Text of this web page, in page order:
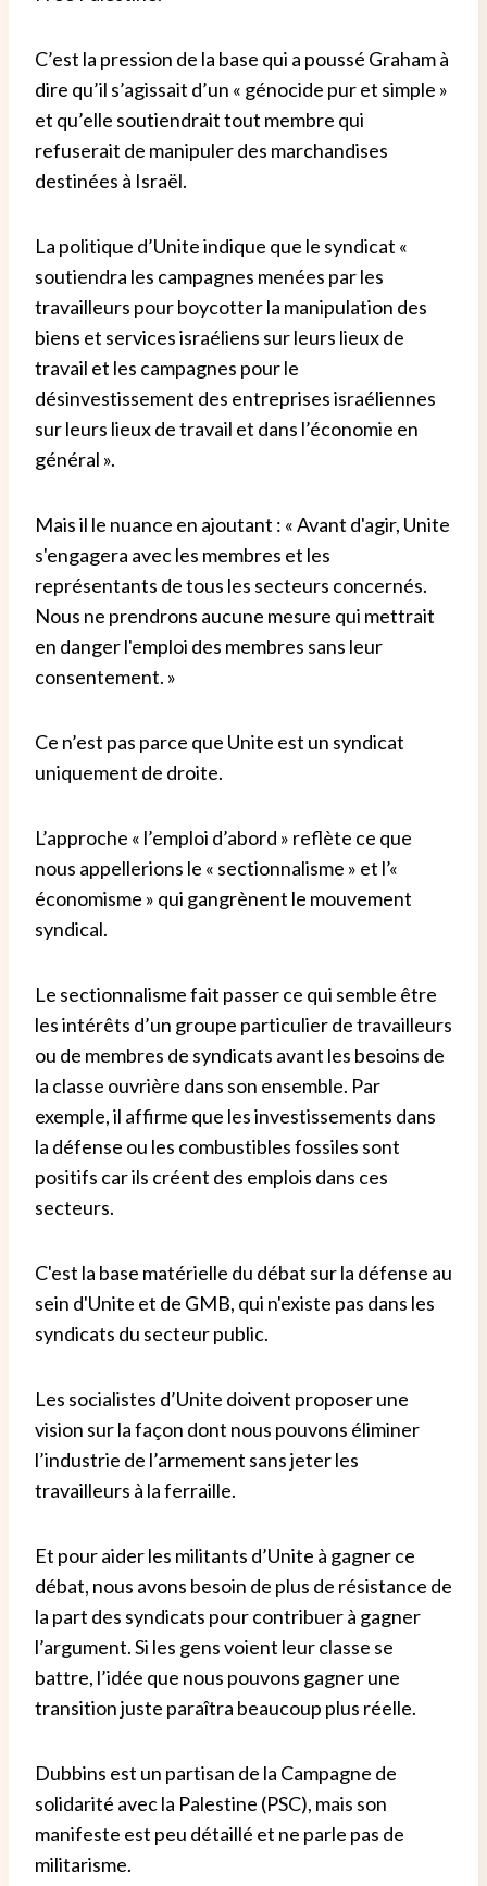
C’est la pression de la base qui a poussé Graham à
dire qu’il s’agissait d’un « génocide pur et simple »
et qu’elle soutiendrait tout membre qui
refuserait de manipuler des marchandises
destinées à Israël.
La politique d’Unite indique que le syndicat «
soutiendra les campagnes menées par les
travailleurs pour boycotter la manipulation des
biens et services israéliens sur leurs lieux de
travail et les campagnes pour le
désinvestissement des entreprises israéliennes
sur leurs lieux de travail et dans l’économie en
général ».
Mais il le nuance en ajoutant : « Avant d'agir, Unite
s'engagera avec les membres et les
représentants de tous les secteurs concernés.
Nous ne prendrons aucune mesure qui mettrait
en danger l'emploi des membres sans leur
consentement. »
Ce n’est pas parce que Unite est un syndicat
uniquement de droite.
L’approche « l’emploi d’abord » reflète ce que
nous appellerions le « sectionnalisme » et l’«
économisme » qui gangrènent le mouvement
syndical.
Le sectionnalisme fait passer ce qui semble être
les intérêts d’un groupe particulier de travailleurs
ou de membres de syndicats avant les besoins de
la classe ouvrière dans son ensemble. Par
exemple, il affirme que les investissements dans
la défense ou les combustibles fossiles sont
positifs car ils créent des emplois dans ces
secteurs.
C'est la base matérielle du débat sur la défense au
sein d'Unite et de GMB, qui n'existe pas dans les
syndicats du secteur public.
Les socialistes d’Unite doivent proposer une
vision sur la façon dont nous pouvons éliminer
l’industrie de l’armement sans jeter les
travailleurs à la ferraille.
Et pour aider les militants d’Unite à gagner ce
débat, nous avons besoin de plus de résistance de
la part des syndicats pour contribuer à gagner
l’argument. Si les gens voient leur classe se
battre, l’idée que nous pouvons gagner une
transition juste paraîtra beaucoup plus réelle.
Dubbins est un partisan de la Campagne de
solidarité avec la Palestine (PSC), mais son
manifeste est peu détaillé et ne parle pas de
militarisme.